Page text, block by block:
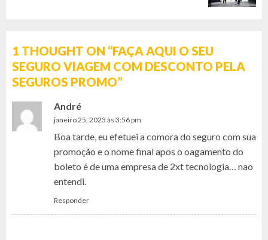
1 THOUGHT ON “FAÇA AQUI O SEU
SEGURO VIAGEM COM DESCONTO PELA
SEGUROS PROMO”
André
janeiro 25, 2023 às 3:56 pm
Boa tarde, eu efetuei a comora do seguro com sua
promoção e o nome final apos o oagamento do
boleto é de uma empresa de 2xt tecnologia… nao
entendi.
Responder